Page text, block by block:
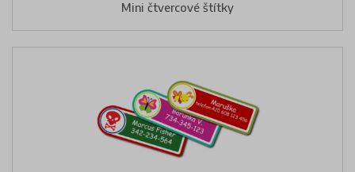
Mini čtvercové štítky